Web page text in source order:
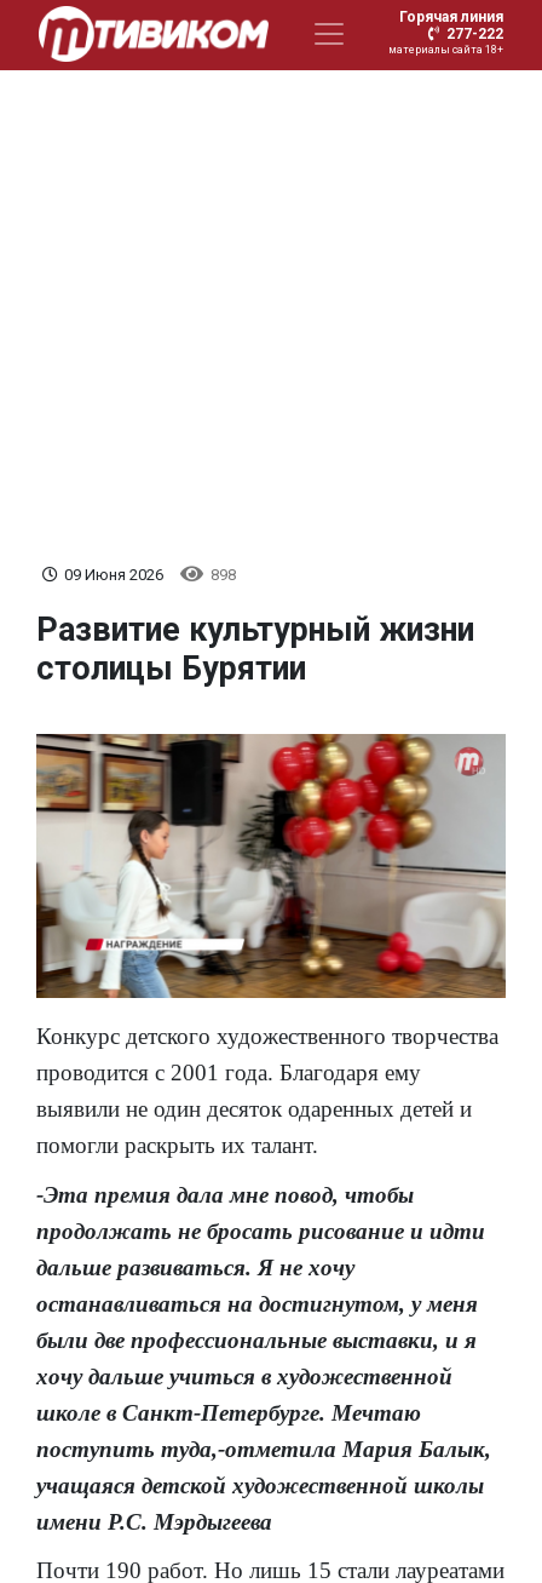
Горячая линия
277-222
материалы сайта 18+
09 Июня 2026 898
Развитие культурный жизни
столицы Бурятии
Конкурс детского художественного творчества
проводится с 2001 года. Благодаря ему
выявили не один десяток одаренных детей и
помогли раскрыть их талант.
-Эта премия дала мне повод, чтобы
продолжать не бросать рисование и идти
дальше развиваться. Я не хочу
останавливаться на достигнутом, у меня
были две профессиональные выставки, и я
хочу дальше учиться в художественной
школе в Санкт-Петербурге. Мечтаю
поступить туда,-отметила Мария Балык,
учащаяся детской художественной школы
имени Р.С. Мэрдыгеева
Почти 190 работ. Но лишь 15 стали лауреатами